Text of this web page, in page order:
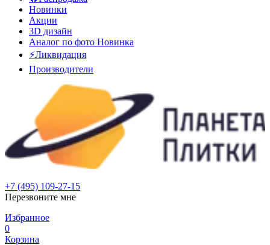
Новинки
Акции
3D дизайн
Аналог по фото Новинка
⚡Ликвидация
Производители
+7 (495) 109-27-15
Перезвоните мне
Избранное
0
Корзина